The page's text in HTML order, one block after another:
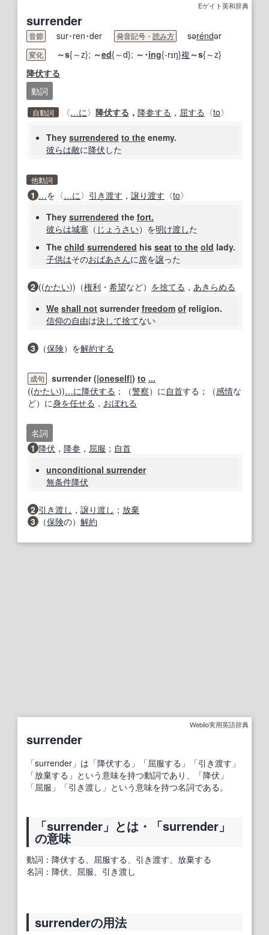
Eゲイト英和辞典
surrender
音節 sur･ren･der 発音記号・ 読み方 sərendər
変化 ～s{～z}; ～ed{～d}; ～･ing{-rɪŋ}複 ～s{～z}
降伏する
動詞
自動詞 〈…に〉 降伏する ， 降参する ， 屈する 〈to〉
They surrendered to the enemy.
彼らは敵に降伏した
他動詞
1 …を〈…に〉 引き渡す ， 譲り渡す 〈to〉
They surrendered the fort.
彼らは城塞 （ じょうさい）を明け渡した
The child surrendered his seat to the old lady.
子供はそのおばあさんに席を譲った
2 ((かたい))（権利 ・ 希望など） を捨てる ， あきらめる
We shall not surrenderfreedom of religion.
信仰の自由は決して捨てない
3 （保険）を解約する
成句 surrender (|oneself|) to ...
((かたい))…に降伏する ；（警察）に自首する；（感情な
ど）に身を任せる ， おぼれる
名詞
1 降伏 ， 降参 ， 屈服 ； 自首
unconditional surrender
無条件降伏
2 引き渡し ， 譲り渡し ； 放棄
3
（保険の） 解約
Weblio実用英語辞典
surrender
「surrender」は「降伏する」「屈服する」「引き渡す」
「放棄する」という意味を持つ動詞であり、「降伏」
「屈服」「引き渡し」という意味を持つ名詞である。
「surrender」とは・「surrender」
の意味
動詞：降伏する、屈服する、引き渡す、放棄する
名詞：降伏、屈服、引き渡し
surrenderの用法